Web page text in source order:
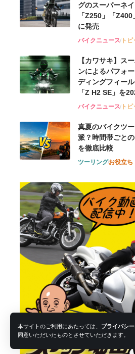
本サイトのご利用にあたっては、 プライバシ
同意いただいたものとさせていただきます。
グのスーパーネ
「Z250」「
に発売
バイクニューストピ
【カワサキ】ス
ンによるパフォ
ディングフィー
「Z H2 SE」を
バイクニューストピ
真夏のバイクツ
派？時間帯ごと
を徹底比較
ツーリングお役立ち